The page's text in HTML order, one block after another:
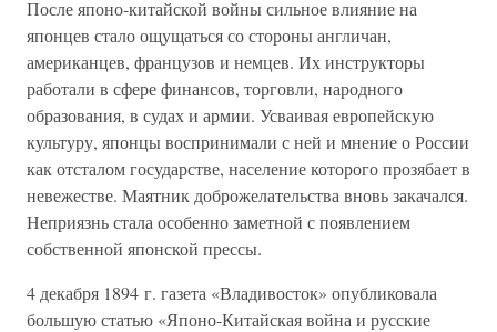
После японо-китайской войны сильное влияние на
японцев стало ощущаться со стороны англичан,
американцев, французов и немцев. Их инструкторы
работали в сфере финансов, торговли, народного
образования, в судах и армии. Усваивая европейскую
культуру, японцы воспринимали с ней и мнение о России
как отсталом государстве, население которого прозябает в
невежестве. Маятник доброжелательства вновь закачался.
Неприязнь стала особенно заметной с появлением
собственной японской прессы.
4 декабря 1894 г. газета «Владивосток» опубликовала
большую статью «Японо-Китайская война и русские